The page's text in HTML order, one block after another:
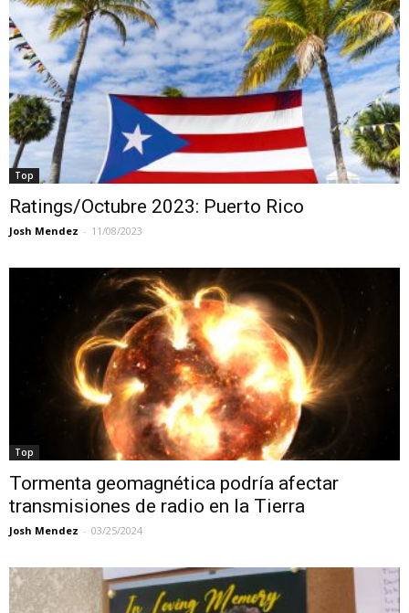
Top
Ratings/Octubre 2023: Puerto Rico
Josh Mendez - 11/08/2023
Top
Tormenta geomagnética podría afectar
transmisiones de radio en la Tierra
Josh Mendez - 03/25/2024